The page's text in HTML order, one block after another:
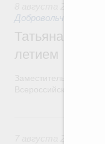
Добровольчество и
Татьяна
летием
Заместитель
Всероссийского